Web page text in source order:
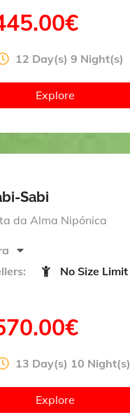
€
12 Day(s) 9 Night(s)
Explore
Sabi
da Alma Nipónica
No Size Limit
€
13 Day(s) 10 Night(s)
Explore